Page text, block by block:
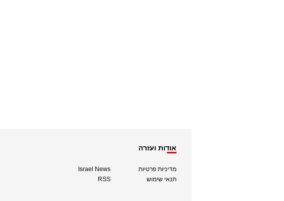
אודות ועזרה
מדיניות פרטיות
תנאי שימוש
Israel News
RSS